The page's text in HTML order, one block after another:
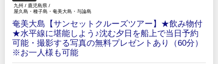
九州 / 鹿児島県 /
屋久島・種子島・奄美大島・与論島
奄美大島【サンセットクルーズツアー】★飲み物付
★水平線に堪能しよう♪沈む夕日を船上で当日予約
可能・撮影する写真の無料プレゼントあり（60分）
※お一人様も可能